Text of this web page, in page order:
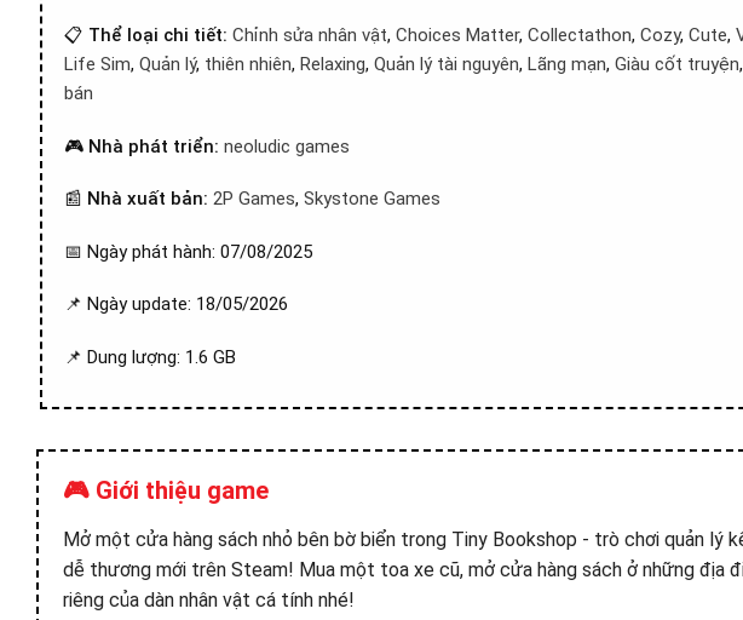
📋 Thể loại chi tiết: Chỉnh sửa nhân vật, Choices Matter, Collectathon, Cozy, Cute,
Life Sim, Quản lý, thiên nhiên, Relaxing, Quản lý tài nguyên, Lãng mạn, Giàu cốt truyện,
bán
🎮 Nhà phát triển: neoludic games
📰 Nhà xuất bản: 2P Games, Skystone Games
📅 Ngày phát hành: 07/08/2025
📌 Ngày update: 18/05/2026
📌 Dung lượng: 1.6 GB
🎮 Giới thiệu game
Mở một cửa hàng sách nhỏ bên bờ biển trong Tiny Bookshop - trò chơi quản lý
dễ thương mới trên Steam! Mua một toa xe cũ, mở cửa hàng sách ở những địa
riêng của dàn nhân vật cá tính nhé!